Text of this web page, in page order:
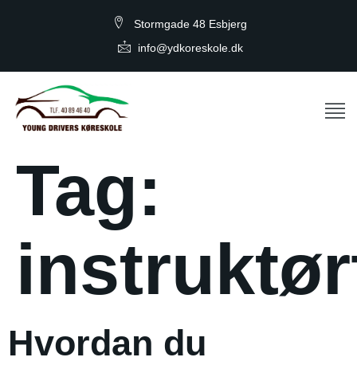
Stormgade 48 Esbjerg
info@ydkoreskole.dk
Tag:
Hvordan du